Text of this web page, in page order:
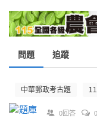
問題 追蹤
中華郵政考古題
0回答